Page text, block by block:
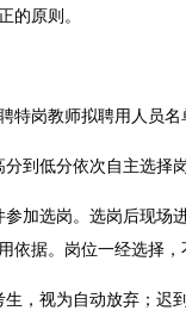
的原则。
特岗教师拟聘用人员名
到低分依次自主选择岗
参加选岗。选岗后现场
依据。岗位一经选择，
生，视为自动放弃；迟